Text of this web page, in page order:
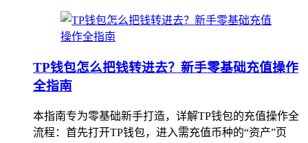
TP钱包怎么把钱转进去？新手零基础充值操作
全指南
本指南专为零基础新手打造，详解TP钱包的充值操作全
流程：首先打开TP钱包，进入需充值币种的“资产”页